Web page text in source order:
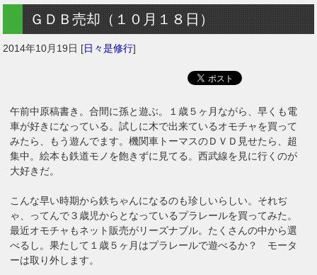
ＧＤＢ売却（１０月１８日）
2014年10月19日 [日々是修行]
午前中原稿書き。合間に孫と遊ぶ。１歳５ヶ月ながら、早くも電
車が好きになっている。試しに木で出来ているオモチャを買って
みたら、もう遊んでます。機関車トーマスのＤＶＤ見せたら、超
集中。絵本も鉄道モノを飽きずに見てる。西武線を見に行くのが
大好きだ。
こんな早い時期から鉄ちゃんになるのも珍しいらしい。それぢ
ゃ、ってんで３歳児からとなっているプラレールを買ってみた。
最近オモチャもネット販売がリーズナブル。たくさんの中から選
べるし。果たして１歳５ヶ月はプラレールで遊べるか？ モータ
ーは取り外します。